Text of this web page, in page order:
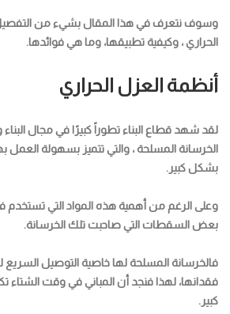
وسوف نتعرف في هذا المقال بشيء من
الحراري ، وكيفية تطبيقها، وما هي فوائدها.
أنظمة العزل الحراري
لقد شهد قطاع البناء تطوراً كبيرًا في مجال
الخرسانة المسلحة ، والتي تتميز بسهولة العمل
بشكل كبير.
وعلى الرغم من أهمية هذه المواد التي تستخدم في
بعض السقطات التي صاحبت تلك الخرسانة.
فالخرسانة المسلحة لها خاصية التوصيل السريع
فقدانها، لهذا فنجد أن المباني في وقت الشتاء
كبير.